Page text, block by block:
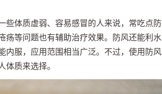
些体质虚弱、容易感冒的人来说，常吃点防
疡等问题也有辅助治疗效果。防风还能利水
内服，应用范围相当广泛。不过，使用防风
质来选择。